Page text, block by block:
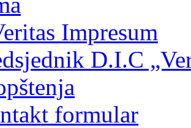
Impresum
D.I.C
formular